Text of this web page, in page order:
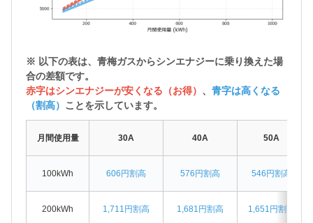
※ 以下の表は、青梅ガスからシンエナジーに乗り換えた場
合の差額です。
赤字はシンエナジーが安くなる（お得） 、 青字は高くなる
（割高） ことを示しています。
月間使用量 30A 40A 50A
100kWh 606円割高 576円割高 546円割高
200kWh 1,711円割高 1,681円割高 1,651円割高